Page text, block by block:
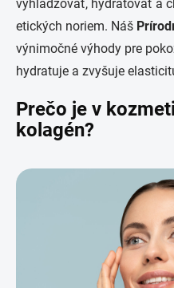
vyhladzovať, hydratovať a
etických noriem. Náš
výnimočné výhody pre
hydratuje a zvyšuje
Prečo je v
kolagén?